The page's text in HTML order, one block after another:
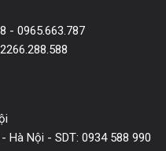
- 0965.663.787
Hà Nội - SDT: 0934 588 990